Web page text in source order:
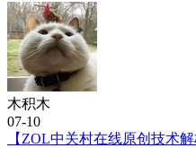
木积木
07-10
【ZOL中关村在线原创技术